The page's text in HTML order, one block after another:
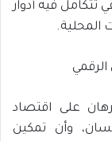
تتكامل فيه أدوار
المحلية.
على اقتصاد
وأن تمكين